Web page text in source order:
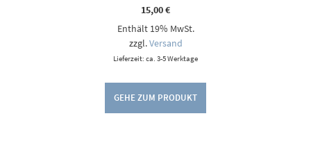
15,00€
Enthält 19% MwSt.
zzgl.Versand
Lieferzeit: ca. 3-5 Werktage
GEHE ZUM PRODUKT